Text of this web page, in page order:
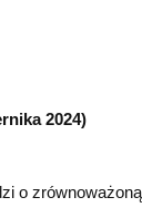
2024)
o